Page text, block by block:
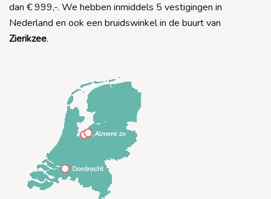
dan € 999,-. We hebben inmiddels 5 vestigingen in
Nederland en ook een bruidswinkel in de buurt van
Zierikzee.